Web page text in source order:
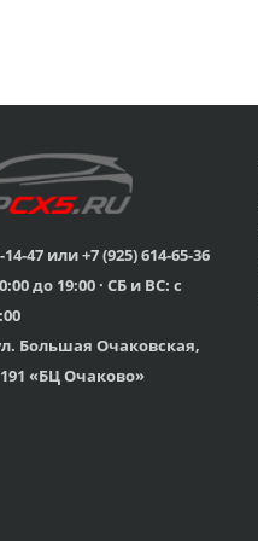
14-47 или +7 (925) 614-65-36
до 19:00 · СБ и ВС: с
Большая Очаковская,
«БЦ Очаково»